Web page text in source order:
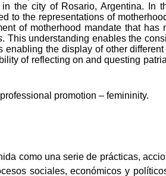
the city of Rosario, Argentina.
to the representations of
of motherhood mandate that
. This understanding enables the
the display of other
of reflecting on and questing
promotion – femininity.
como una serie de prácticas,
sociales, económicos y